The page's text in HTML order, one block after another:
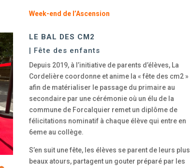
Week-end de l’Ascension
LE BAL DES CM2
| Fête des enfants
Depuis 2019, à l’initiative de parents d’élèves, La
Cordelière coordonne et anime la « fête des cm2 »
afin de matérialiser le passage du primaire au
secondaire par une cérémonie où un élu de la
commune de Forcalquier remet un diplôme de
félicitations nominatif à chaque élève qui entre en
6eme au collège.
S’en suit une fête, les élèves se parent de leurs plus
beaux atours, partagent un gouter préparé par les